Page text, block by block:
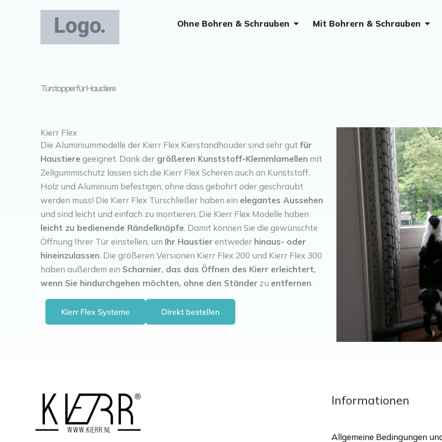
Ohne Bohren & Schrauben Öffne Ohne Bohren & Schrauben
Mit Bohrern & Schrauben
Türstopper für Haustiere
Kierr Flex
Die Aluminiummodelle der Kierr Flex Kierstandhouder sind sehr gut für
Haustiere geeignet. Dank der größeren Kunststoff-Klemmlamellen mit
Zellgummischutz lassen sich die Kierr Flex Scheren auch an Kunststoff,
Holz und Aluminium befestigen, ohne dass gebohrt oder geschraubt
werden muss! Die Kierr Flex Türschließer haben ein elegantes Aussehen
und sind leicht und einfach zu montieren. Die Kierr Flex Modelle haben
leicht zu bedienende Rändelknöpfe. Damit können Sie die gewünschte
Öffnung Ihrer Tür einstellen, um Ihr Haustierentweder hinaus- oder
hineinzulassen. Die größeren Versionen Kierr Flex 200 und Kierr Flex 300
haben außerdem ein Scharnier, das das Öffnen des Kierr erleichtert,
wenn Sie hindurchgehen möchten, ohne den Ständer zu entfernen.
Kierr Flex Systeme Direkt bestellen
Informationen
Allgemeine Bedingungen